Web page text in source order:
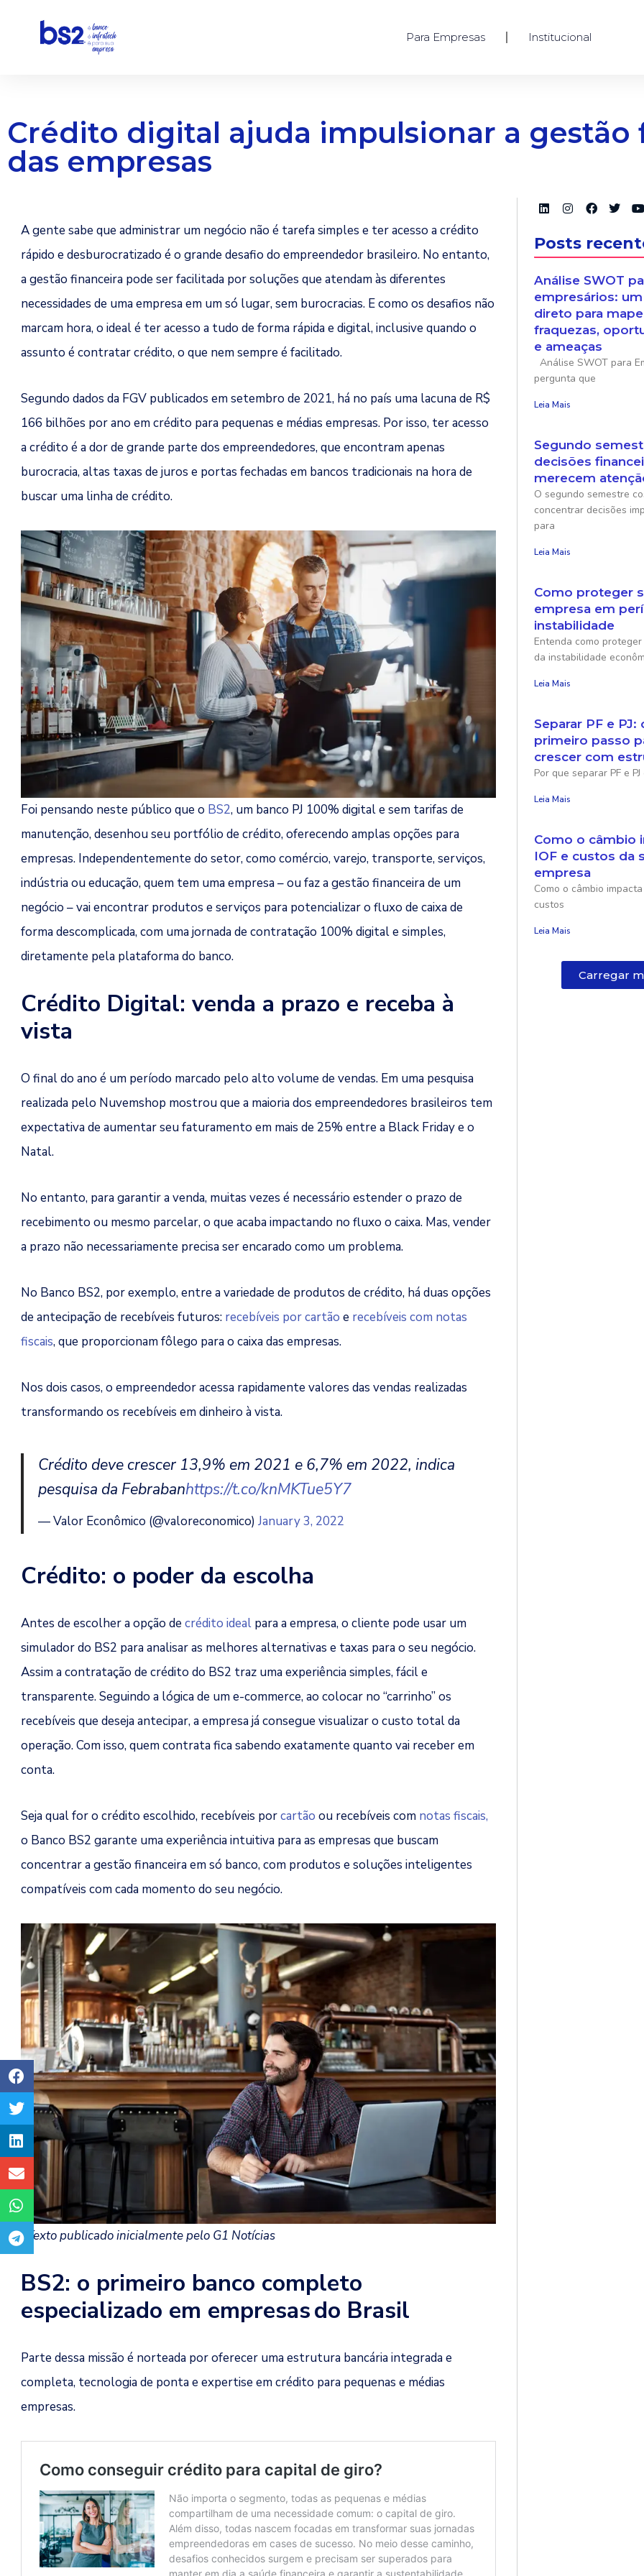
Para Empresas Institucional
Crédito digital ajuda impulsionar a gestão
das empresas
A gente sabe que administrar um negócio não é tarefa simples e ter acesso a crédito
rápido e desburocratizado é o grande desafio do empreendedor brasileiro. No entanto,
a gestão financeira pode ser facilitada por soluções que atendam às diferentes
necessidades de uma empresa em um só lugar, sem burocracias. E como os desafios não
marcam hora, o ideal é ter acesso a tudo de forma rápida e digital, inclusive quando o
assunto é contratar crédito, o que nem sempre é facilitado.
Segundo dados da FGV publicados em setembro de 2021, há no país uma lacuna de R$
166 bilhões por ano em crédito para pequenas e médias empresas. Por isso, ter acesso
a crédito é a dor de grande parte dos empreendedores, que encontram apenas
burocracia, altas taxas de juros e portas fechadas em bancos tradicionais na hora de
buscar uma linha de crédito.
Foi pensando neste público que o BS2, um banco PJ 100% digital e sem tarifas de
manutenção, desenhou seu portfólio de crédito, oferecendo amplas opções para
empresas. Independentemente do setor, como comércio, varejo, transporte, serviços,
indústria ou educação, quem tem uma empresa – ou faz a gestão financeira de um
negócio – vai encontrar produtos e serviços para potencializar o fluxo de caixa de
forma descomplicada, com uma jornada de contratação 100% digital e simples,
diretamente pela plataforma do banco.
Crédito Digital: venda a prazo e receba à
vista
O final do ano é um período marcado pelo alto volume de vendas. Em uma pesquisa
realizada pelo Nuvemshop mostrou que a maioria dos empreendedores brasileiros tem
expectativa de aumentar seu faturamento em mais de 25% entre a Black Friday e o
Natal.
No entanto, para garantir a venda, muitas vezes é necessário estender o prazo de
recebimento ou mesmo parcelar, o que acaba impactando no fluxo o caixa. Mas, vender
a prazo não necessariamente precisa ser encarado como um problema.
No Banco BS2, por exemplo, entre a variedade de produtos de crédito, há duas opções
de antecipação de recebíveis futuros: recebíveis por cartão e recebíveis com notas
fiscais, que proporcionam fôlego para o caixa das empresas.
Nos dois casos, o empreendedor acessa rapidamente valores das vendas realizadas
transformando os recebíveis em dinheiro à vista.
Crédito deve crescer 13,9% em 2021 e 6,7% em 2022, indica
pesquisa da Febrabanhttps://t.co/knMKTue5Y7
— Valor Econômico (@valoreconomico) January 3, 2022
Crédito: o poder da escolha
Antes de escolher a opção de crédito idealpara a empresa, o cliente pode usar um
simulador do BS2 para analisar as melhores alternativas e taxas para o seu negócio.
Assim a contratação de crédito do BS2 traz uma experiência simples, fácil e
transparente. Seguindo a lógica de um e-commerce, ao colocar no “carrinho” os
recebíveis que deseja antecipar, a empresa já consegue visualizar o custo total da
operação. Com isso, quem contrata fica sabendo exatamente quanto vai receber em
conta.
Seja qual for o crédito escolhido, recebíveis porcartão ou recebíveis com notas fiscais,
o Banco BS2 garante uma experiência intuitiva para as empresas que buscam
concentrar a gestão financeira em só banco, com produtos e soluções inteligentes
compatíveis com cada momento do seu negócio.
*Texto publicado inicialmente pelo G1 Notícias
BS2: o primeiro banco completo
especializado em empresas do Brasil
Parte dessa missão é norteada por oferecer uma estrutura bancária integrada e
completa, tecnologia de ponta e expertise em crédito para pequenas e médias
empresas.
Posts
Análise SWOT
empresários:
direto para
fraquezas,
e ameaças
Análise SWOT para
pergunta que
Leia Mais
Segundo
decisões
merecem
O segundo semestre
concentrar decisões
para
Leia Mais
Como proteger
empresa em
instabilidade
Entenda como
da instabilidade
Leia Mais
Separar PF e PJ:
primeiro passo
crescer com
Por que separar PF e
Leia Mais
Como o câmbio
IOF e custos da
empresa
Como o câmbio
custos
Leia Mais
Carregar